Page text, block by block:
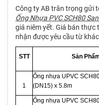
Công ty AB trân trọng gửi
Ống Nhựa PVC SCH80
giá niêm yết. Giá bán thực
nhận được yêu cầu từ
STT Sản
1
Ống nhựa UPVC
(DN15) x 5.8m
Ống nhựa UPVC